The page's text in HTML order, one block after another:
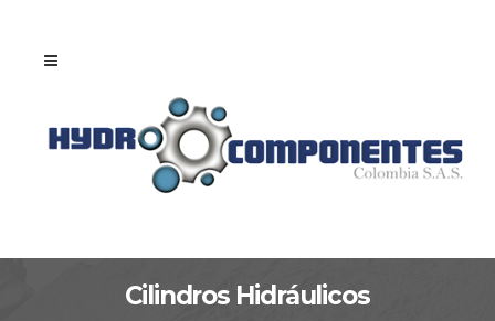
Cilindros Hidráulicos